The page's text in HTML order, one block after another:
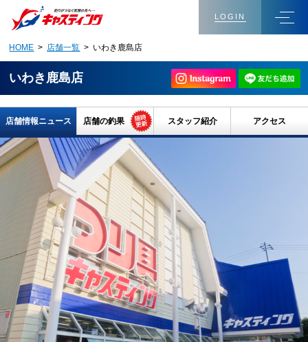
LOGIN
HOME > 店舗一覧 > いわき鹿島店
いわき鹿島店
店舗情報ニュース 店舗の釣果 スタッフ紹介 アクセス